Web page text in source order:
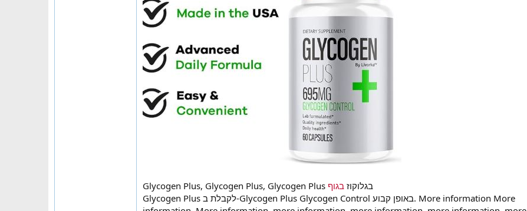
Glycogen Plus, Glycogen Plus, Glycogen Plus בגלוקוז בגוף
Glycogen Plus לקבלת ב-Glycogen Plus Glycogen Control באופן קבוע. More information More